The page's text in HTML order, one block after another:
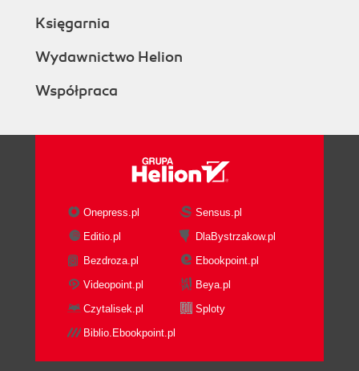
Księgarnia
Wydawnictwo Helion
Współpraca
Onepress.pl
Sensus.pl
Editio.pl
DlaBystrzakow.pl
Bezdroza.pl
Ebookpoint.pl
Videopoint.pl
Beya.pl
Czytalisek.pl
Sploty
Biblio.Ebookpoint.pl